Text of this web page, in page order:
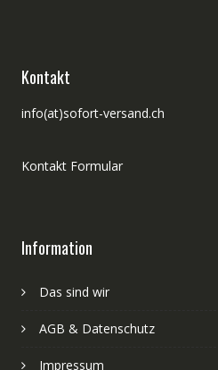
Kontakt
info(at)sofort-versand.ch
Kontakt Formular
Information
Das sind wir
AGB & Datenschutz
Impressum